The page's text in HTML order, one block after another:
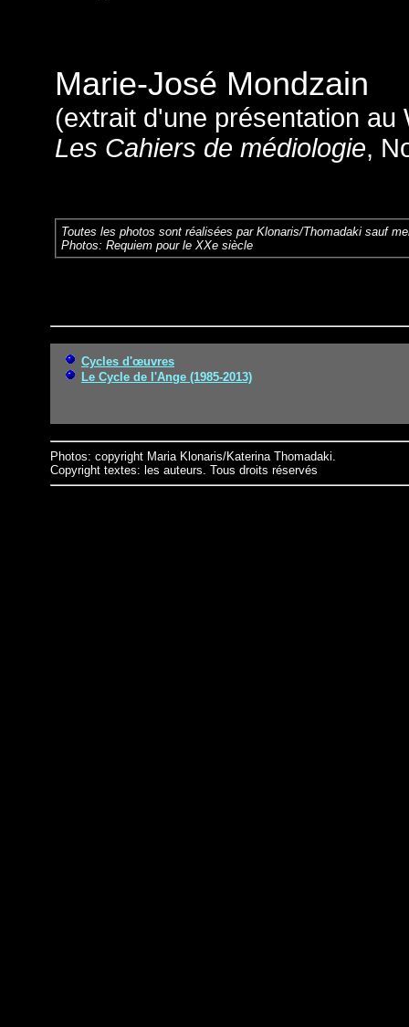
Marie-José Mondzain
(extrait d'une présentation au
Les Cahiers de médiologie,
Toutes les photos sont réalisées par Klonaris/Thomadaki sauf
Photos: Requiem pour le XXe siècle
Cycles d'œuvres
Le Cycle de l'Ange (1985-2013)
Photos: copyright Maria Klonaris/Katerina Thomadaki.
Copyright textes: les auteurs. Tous droits réservés